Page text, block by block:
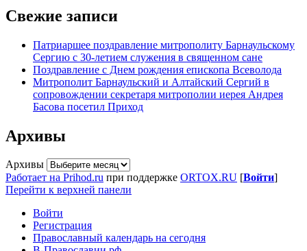
Свежие записи
Патриаршее поздравление митрополиту Барнаульскому
Сергию с 30-летием служения в священном сане
Поздравление с Днем рождения епископа Всеволода
Митрополит Барнаульский и Алтайский Сергий в
сопровождении секретаря митрополии иерея Андрея
Басова посетил Приход
Архивы
Архивы
Работает на Prihod.ru при поддержке ORTOX.RU [Войти]
Перейти к верхней панели
Войти
Регистрация
Православный календарь на сегодня